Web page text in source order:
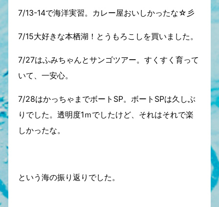
7/13-14で海洋実習。カレー屋おいしかったな☆彡
7/15大好きな本栖湖！とうもろこしを買いました。
7/27はふみちゃんとサンゴツアー。すくすく育って
いて、一安心。
7/28はかっちゃまでボートSP。ボートSPは久しぶ
りでした。透明度1ｍでしたけど、それはそれで楽
しかったな。
という海の振り返りでした。